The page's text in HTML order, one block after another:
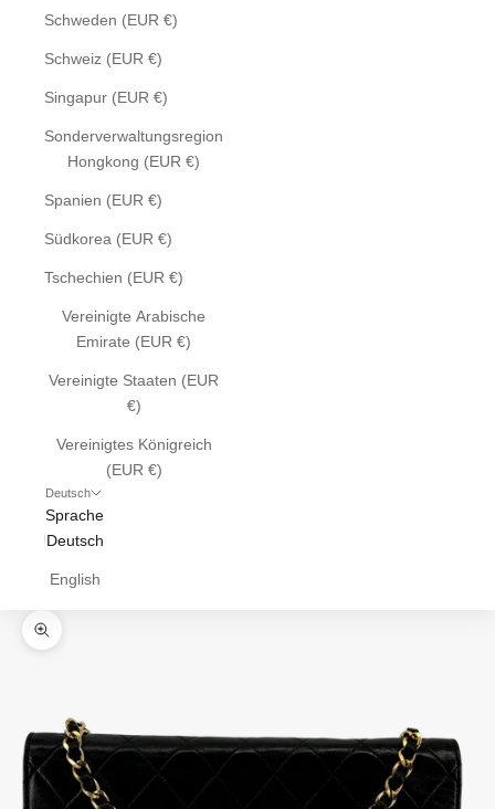
Schweden (EUR €)
Schweiz (EUR €)
Singapur (EUR €)
Sonderverwaltungsregion
Hongkong (EUR €)
Spanien (EUR €)
Südkorea (EUR €)
Tschechien (EUR €)
Vereinigte Arabische
Emirate (EUR €)
Vereinigte Staaten (EUR
€)
Vereinigtes Königreich
(EUR €)
Deutsch
Sprache
Deutsch
English
Bild vergrößern